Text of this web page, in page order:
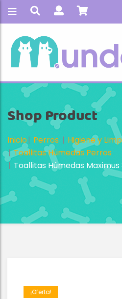
Shop Product
Inicio Perros
Higiene y
Toallitas Húmedas Perros
Toallitas Húmedas Maximus
¡Oferta!